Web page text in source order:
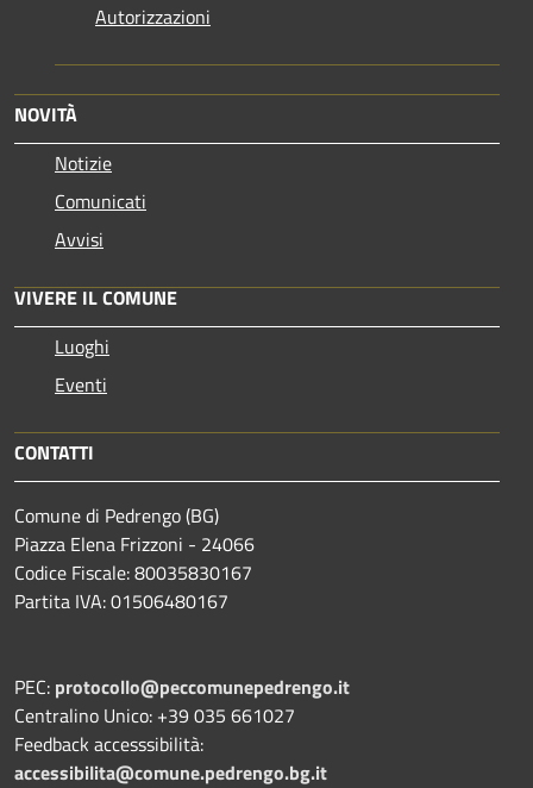
Autorizzazioni
NOVITÀ
Notizie
Comunicati
Avvisi
VIVERE IL COMUNE
Luoghi
Eventi
CONTATTI
Comune di Pedrengo (BG)
Piazza Elena Frizzoni - 24066
Codice Fiscale: 80035830167
Partita IVA: 01506480167
PEC: protocollo@peccomunepedrengo.it
Centralino Unico: +39 035 661027
Feedback accesssibilità:
accessibilita@comune.pedrengo.bg.it